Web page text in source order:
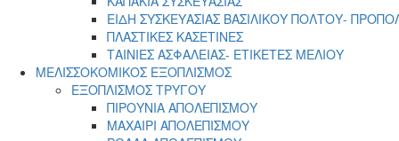
ΕΙΔΗ ΣΥΣΚΕΥΑΣΙΑΣ ΒΑΣΙΛΙΚΟΥ ΠΟΛΤΟΥ-
ΠΛΑΣΤΙΚΕΣ ΚΑΣΕΤΙΝΕΣ
ΤΑΙΝΙΕΣ ΑΣΦΑΛΕΙΑΣ- ΕΤΙΚΕΤΕΣ ΜΕΛΙΟΥ
ΜΕΛΙΣΣΟΚΟΜΙΚΟΣ ΕΞΟΠΛΙΣΜΟΣ
ΕΞΟΠΛΙΣΜΟΣ ΤΡΥΓΟΥ
ΠΙΡΟΥΝΙΑ ΑΠΟΛΕΠΙΣΜΟΥ
ΜΑΧΑΙΡΙ ΑΠΟΛΕΠΙΣΜΟΥ